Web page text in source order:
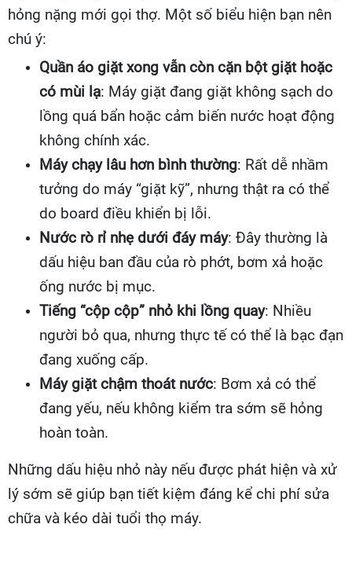
hỏng nặng mới gọi thợ. Một số biểu hiện bạn nên
chú ý:
Quần áo giặt xong vẫn còn cặn bột giặt hoặc
có mùi lạ: Máy giặt đang giặt không sạch do
lồng quá bẩn hoặc cảm biến nước hoạt động
không chính xác.
Máy chạy lâu hơn bình thường: Rất dễ nhầm
tưởng do máy “giặt kỹ”, nhưng thật ra có thể
do board điều khiển bị lỗi.
Nước rò rỉ nhẹ dưới đáy máy: Đây thường là
dấu hiệu ban đầu của rò phớt, bơm xả hoặc
ống nước bị mục.
Tiếng “cộp cộp” nhỏ khi lồng quay: Nhiều
người bỏ qua, nhưng thực tế có thể là bạc đạn
đang xuống cấp.
Máy giặt chậm thoát nước: Bơm xả có thể
đang yếu, nếu không kiểm tra sớm sẽ hỏng
hoàn toàn.
Những dấu hiệu nhỏ này nếu được phát hiện và xử
lý sớm sẽ giúp bạn tiết kiệm đáng kể chi phí sửa
chữa và kéo dài tuổi thọ máy.